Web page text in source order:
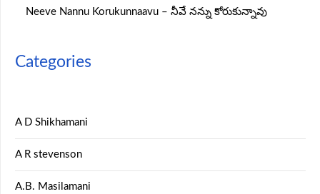
Neeve Nannu Korukunnaavu – నీవే నన్ను కోరుకున్నావు
Categories
A D Shikhamani
A R stevenson
A.B. Masilamani